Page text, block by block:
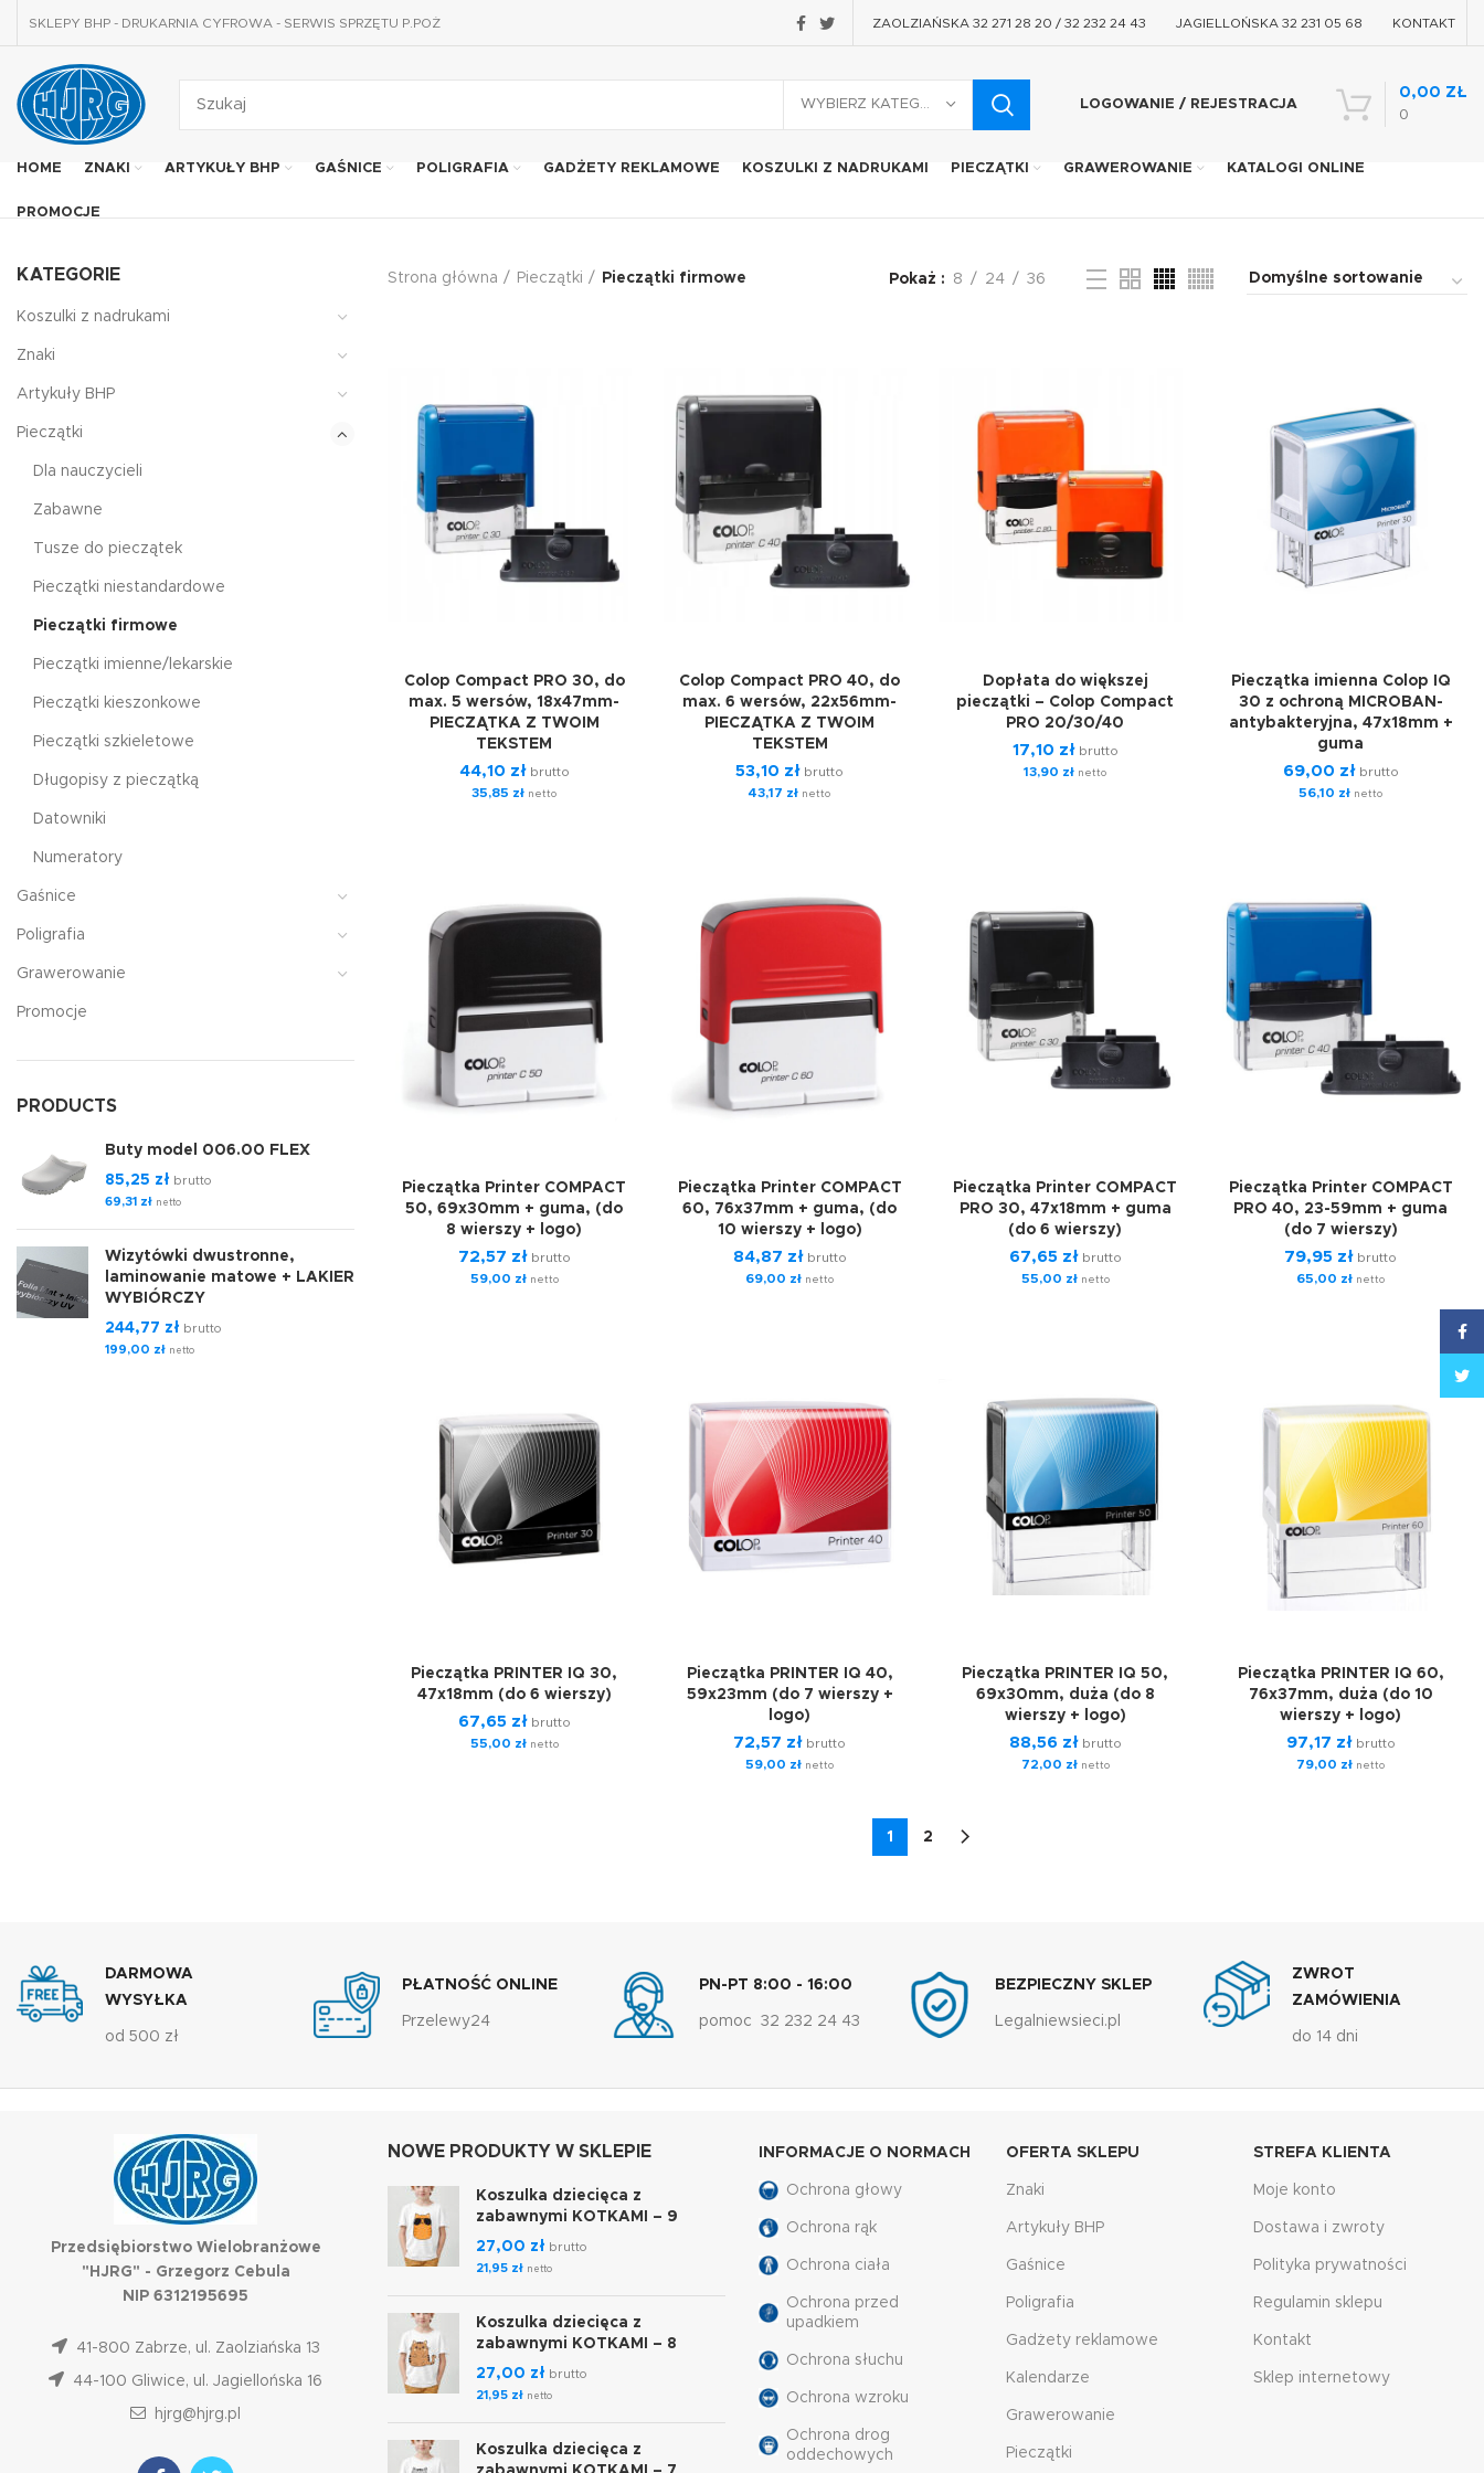
SKLEPY BHP - DRUKARNIA CYFROWA - SERWIS SPRZĘTU P.POŻ ZAOLZIAŃSKA 32 271 28 20 / 32 232 24 43 JAGIELLOŃSKA 32 231 05 68 KONTAKT
LOGOWANIE / REJESTRACJA
0
0,00 ZŁ
HOME ZNAKI ARTYKUŁY BHP GAŚNICE POLIGRAFIA GADŻETY REKLAMOWE KOSZULKI Z NADRUKAMI PIECZĄTKI GRAWEROWANIE KATALOGI ONLINE
PROMOCJE
KATEGORIE
Koszulki z nadrukami
Znaki
Artykuły BHP
Pieczątki
Dla nauczycieli
Zabawne
Tusze do pieczątek
Pieczątki niestandardowe
Pieczątki firmowe
Pieczątki imienne/lekarskie
Pieczątki kieszonkowe
Pieczątki szkieletowe
Długopisy z pieczątką
Datowniki
Numeratory
Gaśnice
Poligrafia
Grawerowanie
Promocje
PRODUCTS
Buty model 006.00 FLEX
85,25 zł brutto
69,31 zł netto
Wizytówki dwustronne,
laminowanie matowe + LAKIER
WYBIÓRCZY
244,77 zł brutto
199,00 zł netto
Strona główna Pieczątki Pieczątki firmowe Pokaż 8 24 36
Colop Compact PRO 30, do
max. 5 wersów, 18x47mm-
PIECZĄTKA Z TWOIM
TEKSTEM
44,10 złbrutto
35,85 zł netto
Colop Compact PRO 40, do
max. 6 wersów, 22x56mm-
PIECZĄTKA Z TWOIM
TEKSTEM
53,10 zł brutto
43,17 zł netto
Dopłata do większej
pieczątki – Colop Compact
PRO 20/30/40
17,10 złbrutto
13,90 zł netto
Pieczątka imienna Colop IQ
30 z ochroną MICROBAN-
antybakteryjna, 47x18mm +
guma
69,00 złbrutto
56,10 zł netto
Pieczątka Printer COMPACT
50, 69x30mm + guma, (do
8 wierszy + logo)
72,57 złbrutto
59,00 złnetto
Pieczątka Printer COMPACT
60, 76x37mm + guma, (do
10 wierszy + logo)
84,87 złbrutto
69,00 zł netto
Pieczątka Printer COMPACT
PRO 30, 47x18mm + guma
(do 6 wierszy)
67,65 złbrutto
55,00 złnetto
Pieczątka Printer COMPACT
PRO 40, 23-59mm + guma
(do 7 wierszy)
79,95 zł brutto
65,00 zł netto
Pieczątka PRINTER IQ 30,
47x18mm (do 6 wierszy)
67,65 złbrutto
55,00 złnetto
Pieczątka PRINTER IQ 40,
59x23mm (do 7 wierszy +
logo)
72,57 zł brutto
59,00 zł netto
Pieczątka PRINTER IQ 50,
69x30mm, duża (do 8
wierszy + logo)
88,56 złbrutto
72,00 złnetto
Pieczątka PRINTER IQ 60,
76x37mm, duża (do 10
wierszy + logo)
97,17 złbrutto
79,00 zł netto
1 2
DARMOWA
WYSYŁKA
od 500 zł
PŁATNOŚĆ ONLINE
Przelewy24
PN-PT 8:00 - 16:00
pomoc 32 232 24 43
BEZPIECZNY SKLEP
Legalniewsieci.pl
ZWROT
ZAMÓWIENIA
do 14 dni
Przedsiębiorstwo Wielobranżowe
"HJRG" - Grzegorz Cebula
NIP 6312195695
41-800 Zabrze, ul. Zaolziańska 13
44-100 Gliwice, ul. Jagiellońska 16
hjrg@hjrg.pl
NOWE PRODUKTY W SKLEPIE
Koszulka dziecięca z
zabawnymi KOTKAMI – 9
27,00 zł brutto
21,95 zł netto
Koszulka dziecięca z
zabawnymi KOTKAMI – 8
27,00 zł brutto
21,95 zł netto
Koszulka dziecięca z
INFORMACJE O NORMACH
Ochrona głowy
Ochrona rąk
Ochrona ciała
Ochrona przed
upadkiem
Ochrona słuchu
Ochrona wzroku
Ochrona drog
oddechowych
OFERTA SKLEPU
Znaki
Artykuły BHP
Gaśnice
Poligrafia
Gadżety reklamowe
Kalendarze
Grawerowanie
Pieczątki
STREFA KLIENTA
Moje konto
Dostawa i zwroty
Polityka prywatności
Regulamin sklepu
Kontakt
Sklep internetowy